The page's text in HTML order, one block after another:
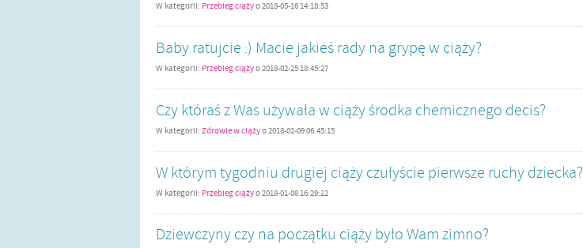
W kategorii: Przebieg ciążyo2018-05-16 14:18:53
Baby ratujcie :) Macie jakieś rady na grypę w ciąży?
W kategorii: Przebieg ciążyo2018-02-25 18:45:27
Czy któraś z Was używała w ciąży środka chemicznego decis?
W kategorii: Zdrowie w ciążyo2018-02-09 06:45:15
W którym tygodniu drugiej ciąży czułyście pierwsze ruchy dziecka?
W kategorii: Przebieg ciążyo2018-01-08 16:29:12
Dziewczyny czy na początku ciąży było Wam zimno?